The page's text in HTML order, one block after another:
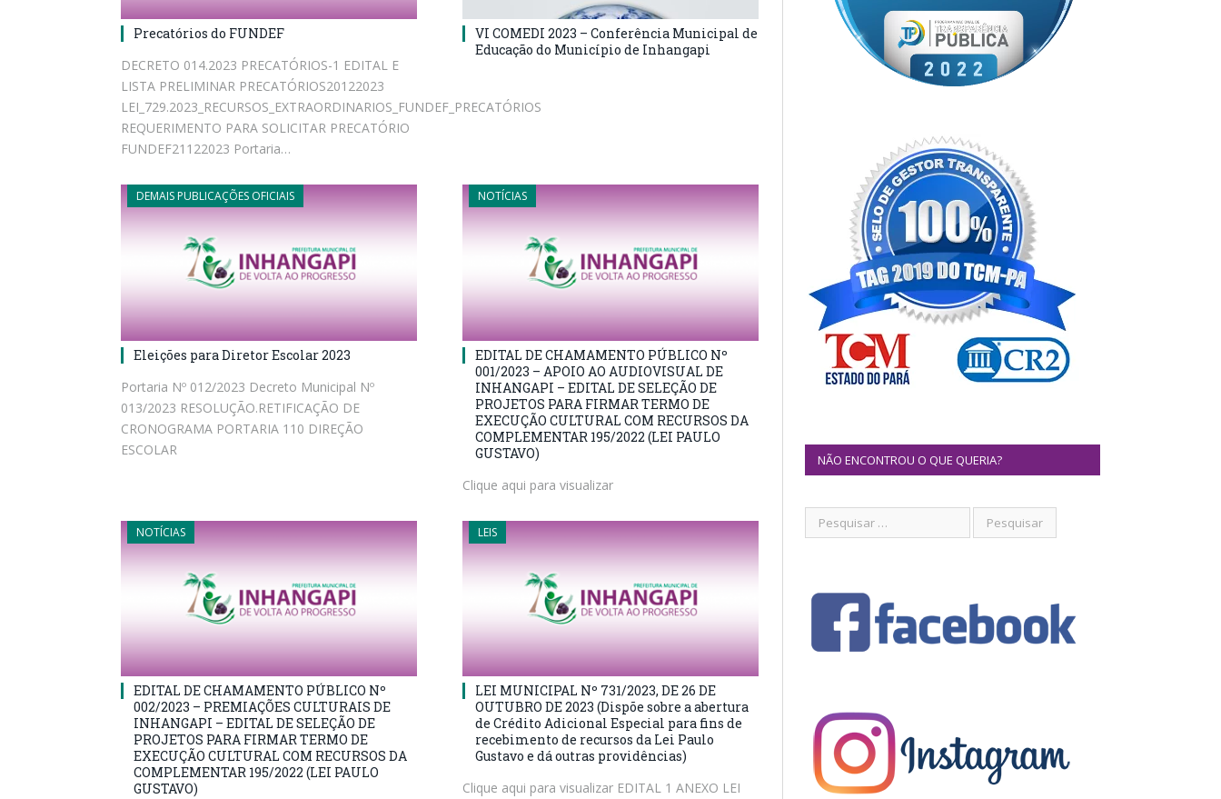
Precatórios do FUNDEF
DECRETO 014.2023 PRECATÓRIOS-1 EDITAL E
LISTA PRELIMINAR PRECATÓRIOS20122023
LEI_729.2023_RECURSOS_EXTRAORDINARIOS_FUNDEF_PRECATÓRIOS
REQUERIMENTO PARA SOLICITAR PRECATÓRIO
FUNDEF21122023 Portaria…
VI COMEDI 2023 – Conferência Municipal de
Educação do Município de Inhangapi
DEMAIS PUBLICAÇÕES OFICIAIS
Eleições para Diretor Escolar 2023
Portaria Nº 012/2023 Decreto Municipal Nº
013/2023 RESOLUÇÃO.RETIFICAÇÃO DE
CRONOGRAMA PORTARIA 110 DIREÇÃO
ESCOLAR
NOTÍCIAS
EDITAL DE CHAMAMENTO PÚBLICO Nº
001/2023 – APOIO AO AUDIOVISUAL DE
INHANGAPI – EDITAL DE SELEÇÃO DE
PROJETOS PARA FIRMAR TERMO DE
EXECUÇÃO CULTURAL COM RECURSOS DA
COMPLEMENTAR 195/2022 (LEI PAULO
GUSTAVO)
Clique aqui para visualizar
NOTÍCIAS
EDITAL DE CHAMAMENTO PÚBLICO Nº
002/2023 – PREMIAÇÕES CULTURAIS DE
INHANGAPI – EDITAL DE SELEÇÃO DE
PROJETOS PARA FIRMAR TERMO DE
EXECUÇÃO CULTURAL COM RECURSOS DA
COMPLEMENTAR 195/2022 (LEI PAULO
GUSTAVO)
LEIS
LEI MUNICIPAL Nº 731/2023, DE 26 DE
OUTUBRO DE 2023 (Dispõe sobre a abertura
de Crédito Adicional Especial para fins de
recebimento de recursos da Lei Paulo
Gustavo e dá outras providências)
Clique aqui para visualizar EDITAL 1 ANEXO LEI
NÃO ENCONTROU O QUE QUERIA?